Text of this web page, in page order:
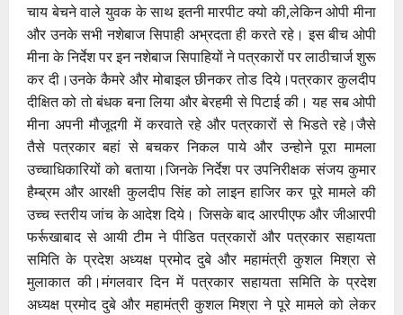
चाय बेचने वाले युवक के साथ इतनी मारपीट क्यो की,लेकिन ओपी मीना
और उनके सभी नशेबाज सिपाही अभ्रदता ही करते रहे। इस बीच ओपी
मीना के निर्देश पर इन नशेबाज सिपाहियों ने पत्रकारों पर लाठीचार्ज शुरू
कर दी।उनके कैमरे और मोबाइल छीनकर तोड दिये।पत्रकार कुलदीप
दीक्षित को तो बंधक बना लिया और बेरहमी से पिटाई की। यह सब ओपी
मीना अपनी मौजूदगी में करवाते रहे और पत्रकारों से भिडते रहे।जैसे
तैसे पत्रकार बहां से बचकर निकल पाये और उन्होने पूरा मामला
उच्चाधिकारियों को बताया।जिनके निर्देश पर उपनिरीक्षक संजय कुमार
हैम्ब्रम और आरक्षी कुलदीप सिंह को लाइन हाजिर कर पूरे मामले की
उच्च स्तरीय जांच के आदेश दिये। जिसके बाद आरपीएफ और जीआरपी
फर्रूखाबाद से आयी टीम ने पीडित पत्रकारों और पत्रकार सहायता
समिति के प्रदेश अध्यक्ष प्रमोद दुबे और महामंत्री कुशल मिश्रा से
मुलाकात की।मंगलवार दिन में पत्रकार सहायता समिति के प्रदेश
अध्यक्ष प्रमोद दुबे और महामंत्री कुशल मिश्रा ने पूरे मामले को लेकर